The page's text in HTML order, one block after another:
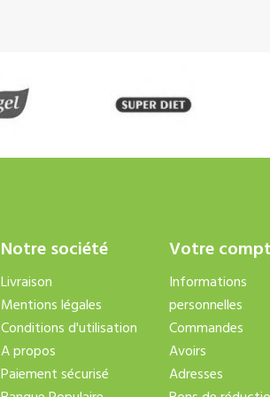
Notre société
Livraison
Mentions légales
Conditions d'utilisation
A propos
Paiement sécurisé
Votre
Informations
personnelles
Commandes
Avoirs
Adresses